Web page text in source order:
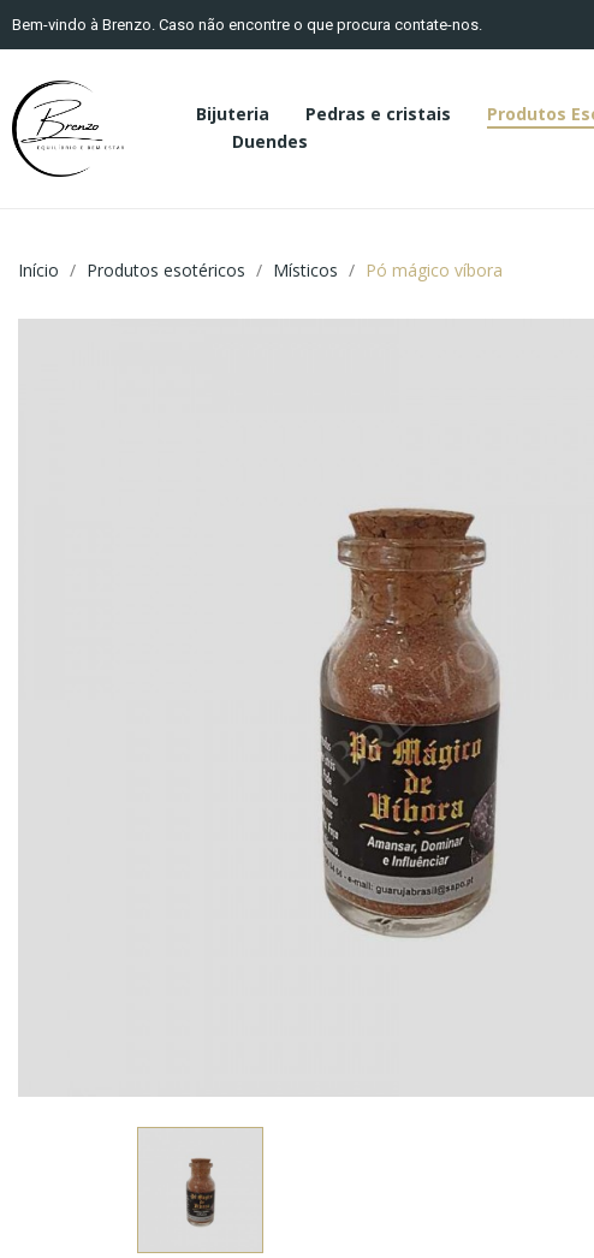
Bem-vindo à Brenzo. Caso não encontre o que procura contate-nos.
Bijuteria Pedras e cristais Produtos
Duendes
Início Produtos esotéricos Místicos Pó mágico víbora